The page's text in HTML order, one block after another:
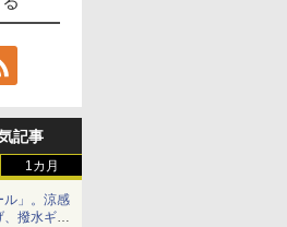
記事
1カ月
ル」。涼感
撥水ギア